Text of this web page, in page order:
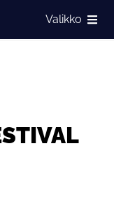
Näytä
Valikko